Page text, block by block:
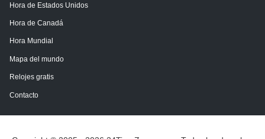
Hora de Estados Unidos
Hora de Canadá
Hora Mundial
Mapa del mundo
Relojes gratis
Contacto